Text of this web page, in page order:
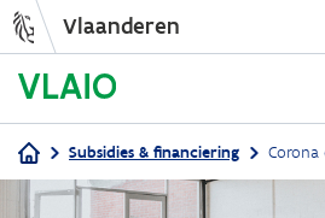
Vlaanderen
Kruimelpad
Subsidies & financiering Corona